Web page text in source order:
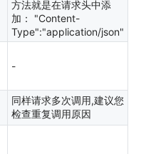
方法就是在请求头中添
加： "Content-
Type":"application/json"
-
同样请求多次调用,建议您
检查重复调用原因